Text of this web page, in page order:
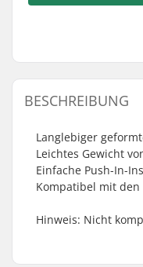
BESCHREIBUNG
Langlebiger
Leichtes Gewicht
Einfache Push-In-
Kompatibel mit
Hinweis: Nicht